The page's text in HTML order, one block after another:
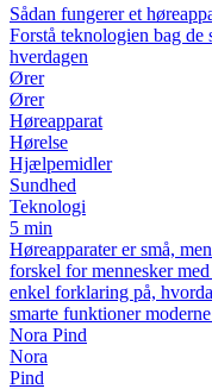
Sådan fungerer et
Forstå teknologien bag
hverdagen
Ører
Ører
Høreapparat
Hørelse
Hjælpemidler
Sundhed
Teknologi
5 min
Høreapparater er små,
forskel for mennesker
enkel forklaring på,
smarte funktioner
Nora Pind
Nora
Pind